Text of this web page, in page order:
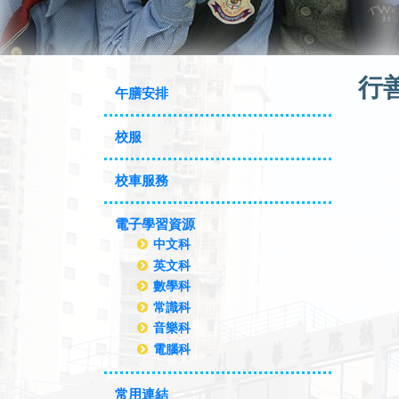
午膳安排
校服
校車服務
電子學習資源
中文科
英文科
數學科
常識科
音樂科
電腦科
常用連結
行